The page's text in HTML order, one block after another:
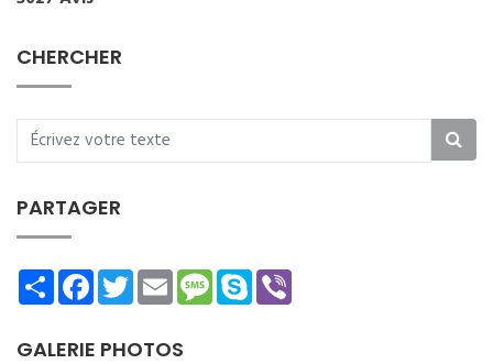
CHERCHER
PARTAGER
ShareFacebookTwitterEmailMessage
Skype
GALERIE PHOTOS